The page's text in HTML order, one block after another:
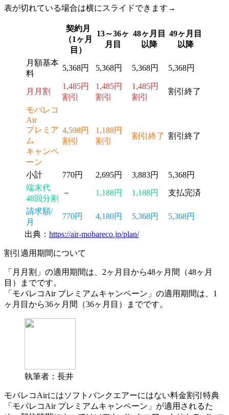
表が切れている場合は横にスライドできます→
契約月
（1ヶ月
目）
13～36ヶ
月目
48ヶ月目
以降
49ヶ月目
以降
月額基本
料
5,368円 5,368円 5,368円 5,368円
月月割
1,485円
割引
1,485円
割引
1,485円
割引
割引終了
モバレコ
Air
プレミア
ム
キャンペ
ーン
4,598円
割引
1,188円
割引
割引終了 割引終了
小計 770円 2,695円 3,883円
5,368円
端末代
48回分割
－ 1,188円 1,188円 支払完済
請求額/
月
770円 4,180円 5,368円 5,368円
出典： https://air-mobareco.jp/plan/
割引適用期間について
「月月割」の適用期間は、 2ヶ月目から48ヶ月間（48ヶ月
目）までです。
「モバレコAir プレミアムキャンペーン」の適用期間は、 1
ヶ月目から36ヶ月間（36ヶ月目）までです。
執筆者：長井
モバレコAirにはソフトバンクエアーにはない料金割引特典
「モバレコAir プレミアムキャンペーン」が適用されるた